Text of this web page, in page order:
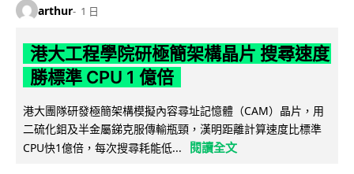
arthur 1 日
港大工程學院研極簡架構晶片 搜尋速度
勝標準 CPU 1 億倍
港大團隊研發極簡架構模擬內容尋址記憶體（CAM）晶片，用
二硫化鉬及半金屬銻克服傳輸瓶頸，漢明距離計算速度比標準
CPU快1億倍，每次搜尋耗能低...
閱讀全文